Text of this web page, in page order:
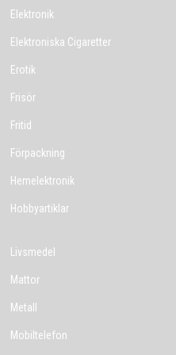
Elektronik
Elektroniska Cigaretter
Erotik
Frisör
Fritid
Förpackning
Hemelektronik
Hobbyartiklar
Livsmedel
Mattor
Metall
Mobiltelefon